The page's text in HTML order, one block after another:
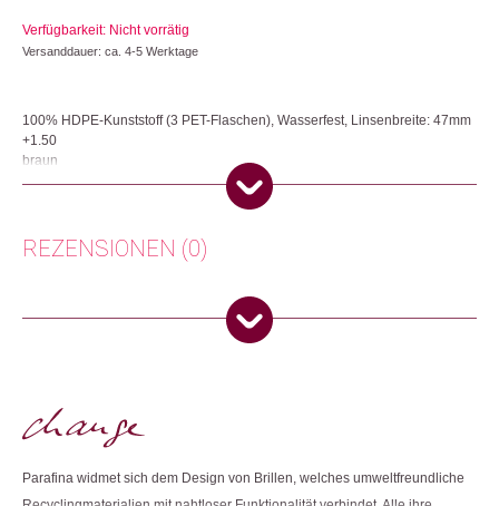
Verfügbarkeit: Nicht vorrätig
Versanddauer: ca. 4-5 Werktage
100% HDPE-Kunststoff (3 PET-Flaschen), Wasserfest, Linsenbreite: 47mm
+1.50
braun
Die Lesebrillen werden aus 100% recycelten Materialien hergestellt. Sie
bei der täglichen Bildschirmarbeit schont.
Mode & Accessoires
entsprechen:
REZENSIONEN (0)
Es gibt noch keine Rezensionen.
Parafina widmet sich dem Design von Brillen, welches umweltfreundliche